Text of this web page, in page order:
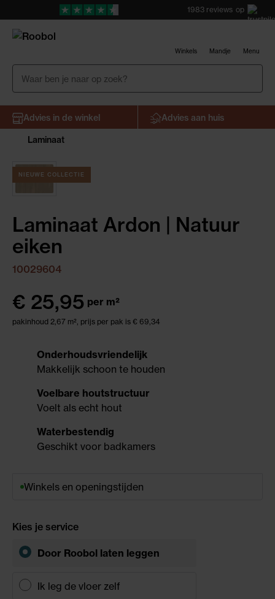
1983 reviews op
Winkels Mandje Menu
Advies in de winkel
Advies aan huis
Laminaat
NIEUWE COLLECTIE
Laminaat Ardon | Natuur
eiken
10029604
€ 25,95 per m²
pakinhoud 2,67 m², prijs per pak is € 69,34
Onderhoudsvriendelijk
Makkelijk schoon te houden
Voelbare houtstructuur
Voelt als echt hout
Waterbestendig
Geschikt voor badkamers
Winkels en openingstijden
Kies je service
Door Roobol laten leggen
Ik leg de vloer zelf